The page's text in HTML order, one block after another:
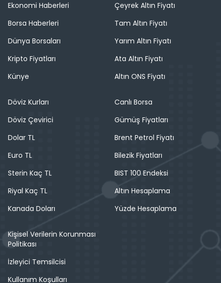
Ekonomi Haberleri
Borsa Haberleri
Dünya Borsaları
Kripto Fiyatları
Künye
Çeyrek Altın Fiyatı
Tam Altın Fiyatı
Yarım Altın Fiyatı
Ata Altın Fiyatı
Altın ONS Fiyatı
Döviz Kurları
Döviz Çevirici
Dolar TL
Euro TL
Sterin Kaç TL
Riyal Kaç TL
Kanada Doları
Canlı Borsa
Gümüş Fiyatları
Brent Petrol Fiyatı
Bilezik Fiyatları
BIST 100 Endeksi
Altın Hesaplama
Yüzde Hesaplama
Kişisel Verilerin Korunması
Politikası
İzleyici Temsilcisi
Kullanım Koşulları